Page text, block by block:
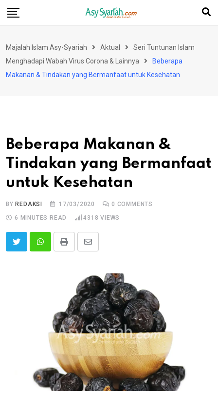
Skip
Majalah Islam Asy-Syariah Aktual
Seri Tuntunan Islam
Menghadapi Wabah Virus Corona & Lainnya
Beberapa
Makanan & Tindakan yang Bermanfaat untuk Kesehatan
Beberapa Makanan &
Tindakan yang Bermanfaat
untuk Kesehatan
BYREDAKSI 17/03/2020 0 COMMENTS
6 MINUTES READ
4318 VIEWS
Print
Share
Email